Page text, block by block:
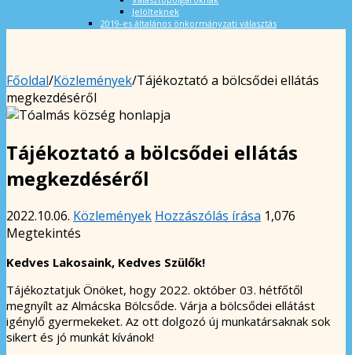
Jelölteknek
2019-es általános önkormányzati választás
Főoldal/Közlemények/Tájékoztató a bölcsődei ellátás
megkezdéséről
Tájékoztató a bölcsődei ellátás
megkezdéséről
2022.10.06. Közlemények Hozzászólás írása 1,076
Megtekintés
Kedves Lakosaink, Kedves Szülők!
Tájékoztatjuk Önöket, hogy 2022. október 03. hétfőtől
megnyílt az Almácska Bölcsőde. Várja a bölcsődei ellátást
igénylő gyermekeket. Az ott dolgozó új munkatársaknak sok
sikert és jó munkát kívánok!